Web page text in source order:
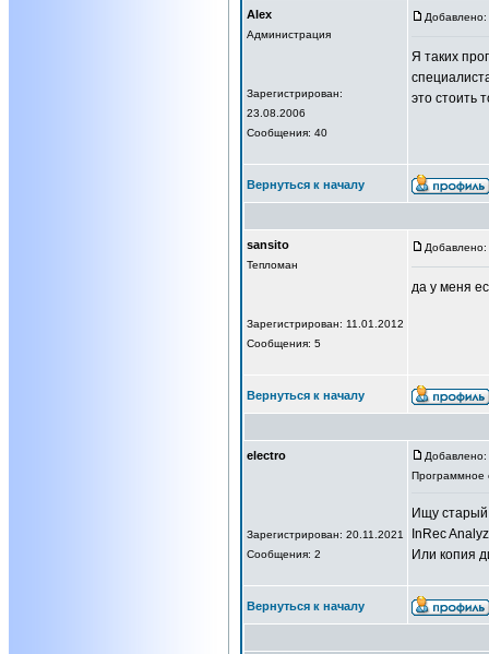
Alex
Администрация
Зарегистрирован:
23.08.2006
Сообщения: 40
Я таких
это стоить
Вернуться к началу
sansito
Тепломан
Зарегистрирован: 11.01.2012
Сообщения: 5
да у меня
Вернуться к началу
electro
Зарегистрирован: 20.11.2021
Сообщения: 2
Программное
Ищу старый
InRec
Или копия
Вернуться к началу